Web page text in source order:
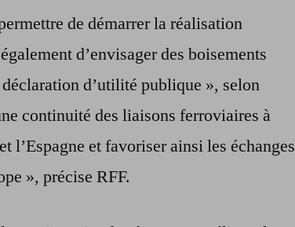
de démarrer la réalisation
d’envisager des boisements
d’utilité publique », selon
continuité des liaisons ferroviaires à
l’Espagne et favoriser ainsi les échanges
», précise RFF.